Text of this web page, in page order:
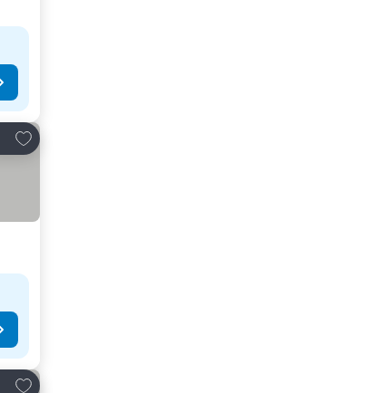
Dodati u favorite
Dodati u favorite